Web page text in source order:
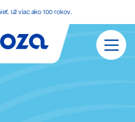
Už viac ako 100 rokov.